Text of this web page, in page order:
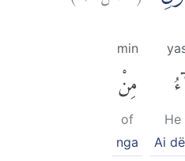
Ai
min
مِنْ
of
nga